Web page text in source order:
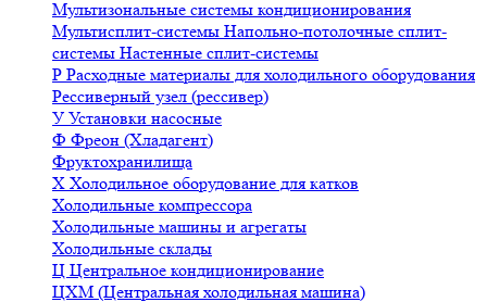
Мультизональные системы кондиционирования
Мультисплит-системы Напольно-потолочные сплит-
системы Настенные сплит-системы
Р Расходные материалы для холодильного оборудования
Рессиверный узел (рессивер)
У Установки насосные
Ф Фреон (Хладагент)
Фруктохранилища
Х Холодильное оборудование для катков
Холодильные компрессора
Холодильные машины и агрегаты
Холодильные склады
Ц Центральное кондиционирование
ЦХМ (Центральная холодильная машина)